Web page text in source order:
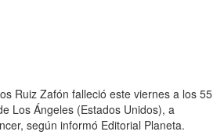
Ruiz Zafón falleció este viernes a los 55
Los Ángeles (Estados Unidos), a
según informó Editorial Planeta.